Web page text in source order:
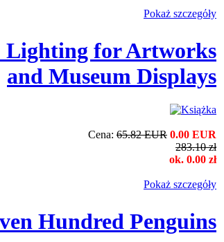
Pokaż szczegόły
for Artworks
and Museum Displays
Cena: 65.82 EUR 0.00 EUR
283.10 zł
ok. 0.00 zł
Pokaż szczegόły
Hundred Penguins